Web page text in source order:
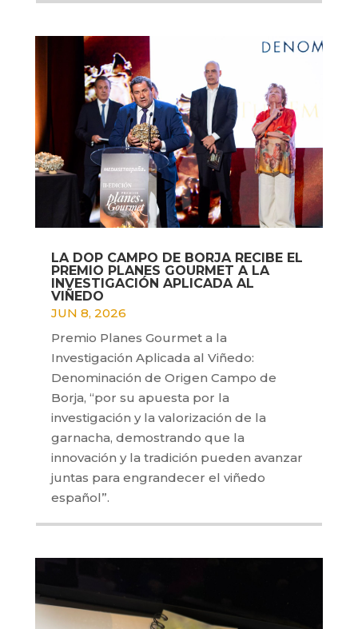
LA DOP CAMPO DE BORJA RECIBE EL
PREMIO PLANES GOURMET A LA
INVESTIGACIÓN APLICADA AL
VIÑEDO
JUN 8, 2026
Premio Planes Gourmet a la
Investigación Aplicada al Viñedo:
Denominación de Origen Campo de
Borja, “por su apuesta por la
investigación y la valorización de la
garnacha, demostrando que la
innovación y la tradición pueden avanzar
juntas para engrandecer el viñedo
español”.